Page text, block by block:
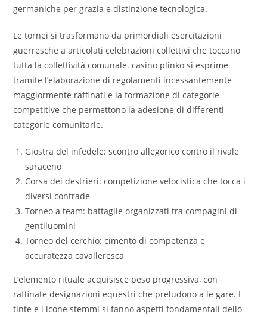
germaniche per grazia e distinzione tecnologica.
Le tornei si trasformano da primordiali esercitazioni
guerresche a articolati celebrazioni collettivi che toccano
tutta la collettività comunale. casino plinko si esprime
tramite l’elaborazione di regolamenti incessantemente
maggiormente raffinati e la formazione di categorie
competitive che permettono la adesione di differenti
categorie comunitarie.
Giostra del infedele: scontro allegorico contro il rivale
saraceno
Corsa dei destrieri: competizione velocistica che tocca i
diversi contrade
Torneo a team: battaglie organizzati tra compagini di
gentiluomini
Torneo del cerchio: cimento di competenza e
accuratezza cavalleresca
L’elemento rituale acquisisce peso progressiva, con
raffinate designazioni equestri che preludono a le gare. I
tinte e i icone stemmi si fanno aspetti fondamentali dello